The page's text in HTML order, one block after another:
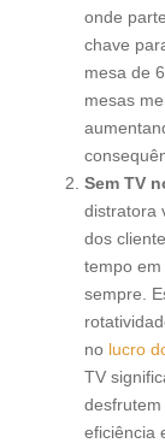
onde
chave
mesa de
mesas
Sem TV
distratora
dos
tempo
sempre.
no lucro
TV
eficiência